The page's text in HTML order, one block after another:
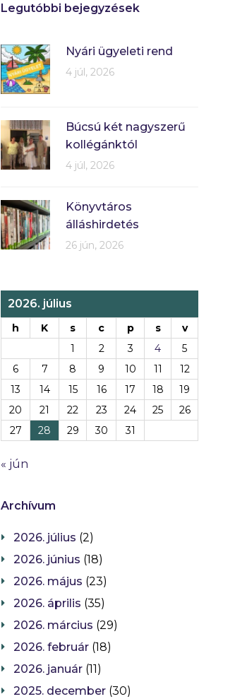
Legutóbbi bejegyzések
Nyári ügyeleti rend
4 júl, 2026
Búcsú két nagyszerű
kollégánktól
4 júl, 2026
Könyvtáros
álláshirdetés
26 jún, 2026
2026. július
h K s c p s
v
1
2 3 4
5
6
7 8 9 10 11
12
13
14 15 16 17 18
19
20
21 22 23 24 25
26
27
28 29 30 31
« jún
Archívum
2026. július (2)
2026. június (18)
2026. május (23)
2026. április (35)
2026. március (29)
2026. február (18)
2026. január (11)
2025. december (30)